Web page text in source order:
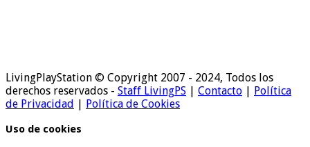
LivingPlayStation © Copyright 2007 - 2024, Todos los
derechos reservados - Staff LivingPS Contacto
Política
de Privacidad
Política de Cookies
Uso de cookies